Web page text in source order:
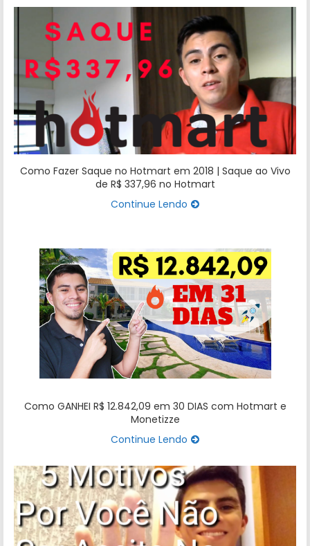
Como Fazer Saque no Hotmart em 2018 | Saque ao Vivo
de R$ 337,96 no Hotmart
Continue Lendo
Como GANHEI R$ 12.842,09 em 30 DIAS com Hotmart e
Monetizze
Continue Lendo